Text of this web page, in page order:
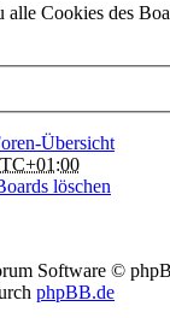
alle Cookies des
Übersicht
löschen
Software ©
phpBB.de